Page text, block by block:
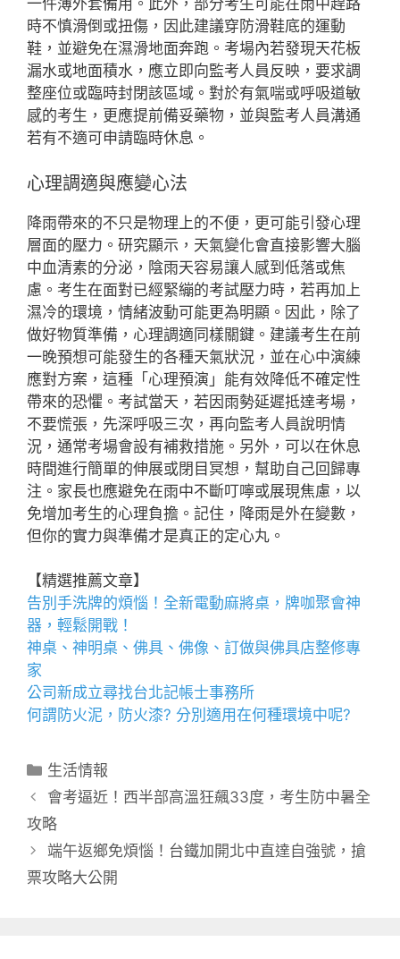
一件薄外套備用。此外，部分考生可能在雨中趕路
時不慎滑倒或扭傷，因此建議穿防滑鞋底的運動
鞋，並避免在濕滑地面奔跑。考場內若發現天花板
漏水或地面積水，應立即向監考人員反映，要求調
整座位或臨時封閉該區域。對於有氣喘或呼吸道敏
感的考生，更應提前備妥藥物，並與監考人員溝通
若有不適可申請臨時休息。
心理調適與應變心法
降雨帶來的不只是物理上的不便，更可能引發心理
層面的壓力。研究顯示，天氣變化會直接影響大腦
中血清素的分泌，陰雨天容易讓人感到低落或焦
慮。考生在面對已經緊繃的考試壓力時，若再加上
濕冷的環境，情緒波動可能更為明顯。因此，除了
做好物質準備，心理調適同樣關鍵。建議考生在前
一晚預想可能發生的各種天氣狀況，並在心中演練
應對方案，這種「心理預演」能有效降低不確定性
帶來的恐懼。考試當天，若因雨勢延遲抵達考場，
不要慌張，先深呼吸三次，再向監考人員說明情
況，通常考場會設有補救措施。另外，可以在休息
時間進行簡單的伸展或閉目冥想，幫助自己回歸專
注。家長也應避免在雨中不斷叮嚀或展現焦慮，以
免增加考生的心理負擔。記住，降雨是外在變數，
但你的實力與準備才是真正的定心丸。
【精選推薦文章】
告別手洗牌的煩惱！全新電動麻將桌 ，牌咖聚會神
器，輕鬆開戰！
神桌、 神明桌 、 佛具 、佛像、訂做與佛具店整修專
家
公司新成立尋找台北記帳士事務所
何謂 防火泥 ， 防火漆? 分別適用在何種環境中呢?
分
類
生活情報
會考逼近！西半部高溫狂飆33度，考生防中暑全
攻略
端午返鄉免煩惱！台鐵加開北中直達自強號，搶
票攻略大公開